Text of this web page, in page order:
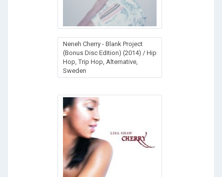
Neneh Cherry - Blank Project
(Bonus Disc Edition) (2014) / Hip
Hop, Trip Hop, Alternative,
Sweden